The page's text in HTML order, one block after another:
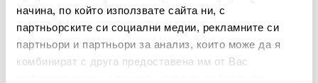
начина, по който използвате сайта ни, с
партньорските си социални медии, рекламните си
партньори и партньори за анализ, които може да я
комбинират с друга предоставена им от Вас
Забележка: HTML не се поддържа!